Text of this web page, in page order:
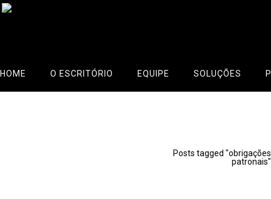
HOME O ESCRITÓRIO EQUIPE SOLUÇÕES
Posts tagged "obrigações
patronais"